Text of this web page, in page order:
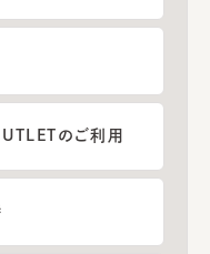
のご利用